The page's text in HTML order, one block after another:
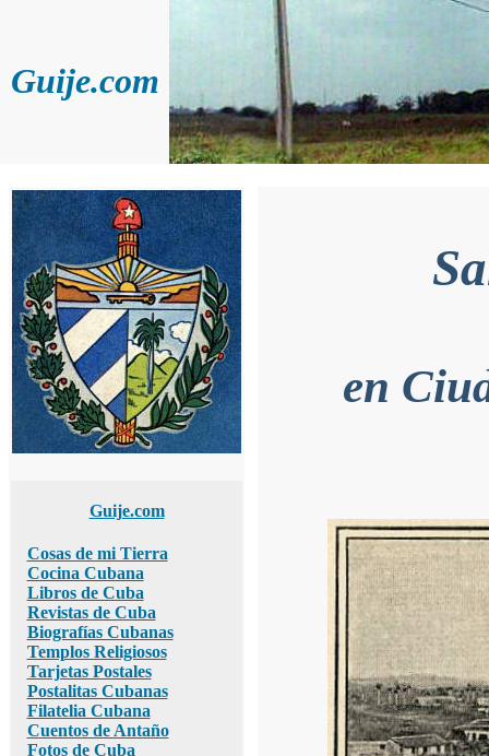
Guije.com
Guije.com
Cosas de mi Tierra
Cocina Cubana
Libros de Cuba
Revistas de Cuba
Biografías Cubanas
Templos Religiosos
Tarjetas Postales
Postalitas Cubanas
Filatelia Cubana
Cuentos de Antaño
Fotos de Cuba
en